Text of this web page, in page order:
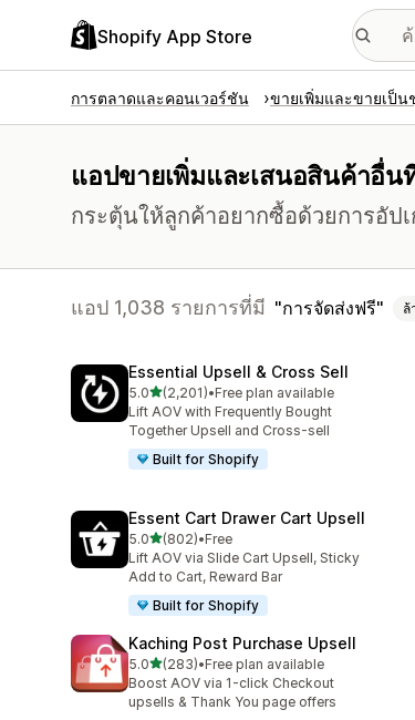
Shopify App Store
การตลาดและคอนเวอร์ชัน ขายเพิ่มและขายเป็น
แอปขายเพิ่มและเสนอสินค้าอื่น
กระตุ้นให้ลูกค้าอยากซื้อด้วยการอัป
แอป 1,038 รายการที่มี การจัดส่งฟรี ล้
Essential Upsell & Cross Sell
5.0เต็ม 5 ดาว
(2,201)
ทั้งหมด 2201 รีวิว
•Free plan available
Lift AOV with Frequently Bought
Together Upsell and Cross-sell
Built for Shopify
Essent Cart Drawer Cart Upsell
5.0เต็ม 5 ดาว
(802)
ทั้งหมด 802 รีวิว
•Free
Lift AOV via Slide Cart Upsell, Sticky
Add to Cart, Reward Bar
Built for Shopify
Kaching Post Purchase Upsell
5.0เต็ม 5 ดาว
(283)
ทั้งหมด 283 รีวิว
•Free plan available
Boost AOV via 1-click Checkout
upsells & Thank You page offers